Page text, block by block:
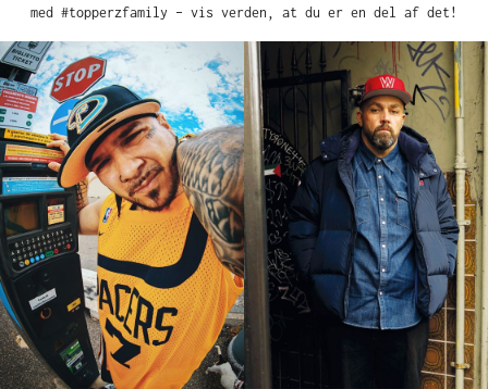
med #topperzfamily – vis verden, at du er en del af det!